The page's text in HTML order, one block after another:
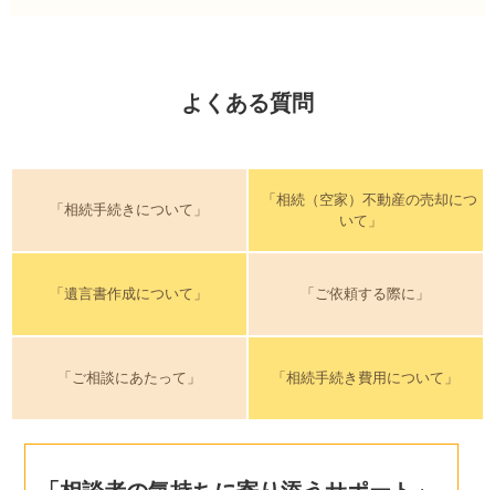
よくある質問
「相続手続きについて」
「相続（空家）不動産の売却につ
いて」
「遺言書作成について」 「ご依頼する際に」
「ご相談にあたって」 「相続手続き費用について」